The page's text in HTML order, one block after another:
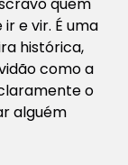
e vir. É uma
histórica,
como a
o
alguém